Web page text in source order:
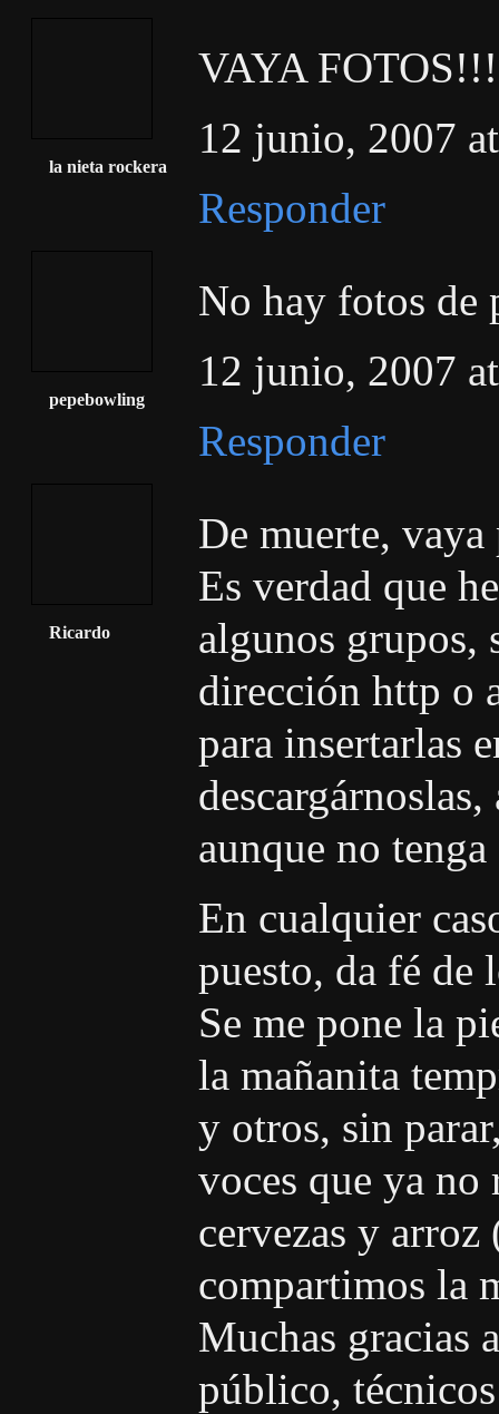
la nieta rockera
VAYA
12 junio, 2007
Responder
pepebowling
No hay fotos de
12 junio, 2007
Responder
Ricardo
De muerte,
Es verdad que
algunos grupos,
dirección http o
para insertarlas
aunque no
En cualquier
puesto, da fé de
Se me pone la
la mañanita
y otros, sin
voces que ya no
cervezas y
compartimos la
Muchas gracias
público,